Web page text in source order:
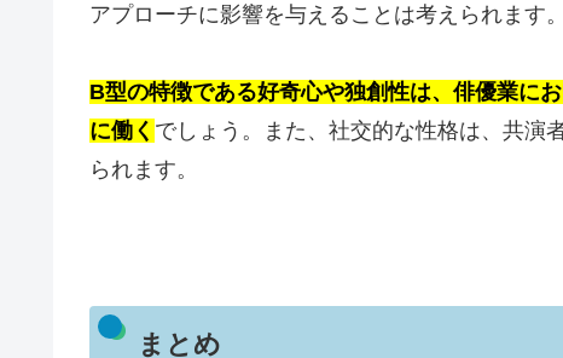
アプローチに影響を与えることは考えられます。
B型の特徴である好奇心や独創性は、俳優業に
に働く でしょう。また、社交的な性格は、共演
られます。
まとめ